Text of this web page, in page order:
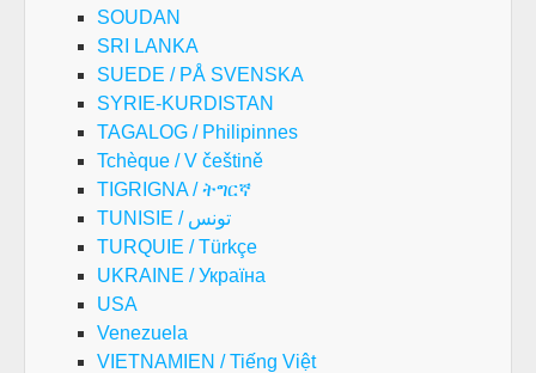
SOUDAN
SRI LANKA
SUEDE / PÅ SVENSKA
SYRIE-KURDISTAN
TAGALOG / Philipinnes
Tchèque / V češtině
TIGRIGNA / ትግርኛ
TUNISIE / تونس
TURQUIE / Türkçe
UKRAINE / Україна
USA
Venezuela
VIETNAMIEN / Tiếng Việt